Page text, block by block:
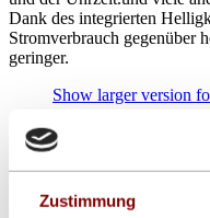
Zustimmung
Dank des integrierten
Stromverbrauch gegenüber
geringer.
Show larger version
Auch preislich stellt diese
Alternative zur
aufgebaut sind und so auf
verzichtet werden kann.